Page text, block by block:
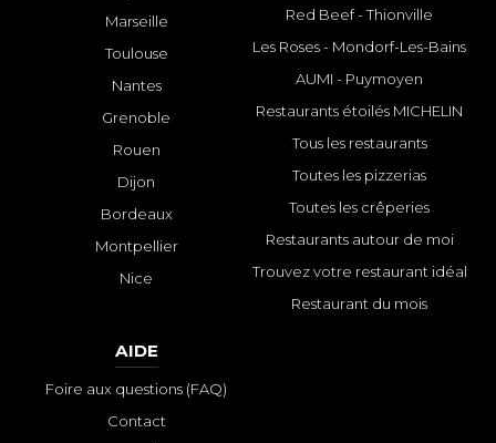
Marseille
Toulouse
Nantes
Grenoble
Rouen
Dijon
Bordeaux
Montpellier
Nice
Red Beef - Thionville
Les Roses - Mondorf-Les-Bains
AUMI - Puymoyen
Restaurants étoilés MICHELIN
Tous les restaurants
Toutes les pizzerias
Toutes les crêperies
Restaurants autour de moi
Trouvez votre restaurant idéal
Restaurant du mois
AIDE
Foire aux questions (FAQ)
Contact